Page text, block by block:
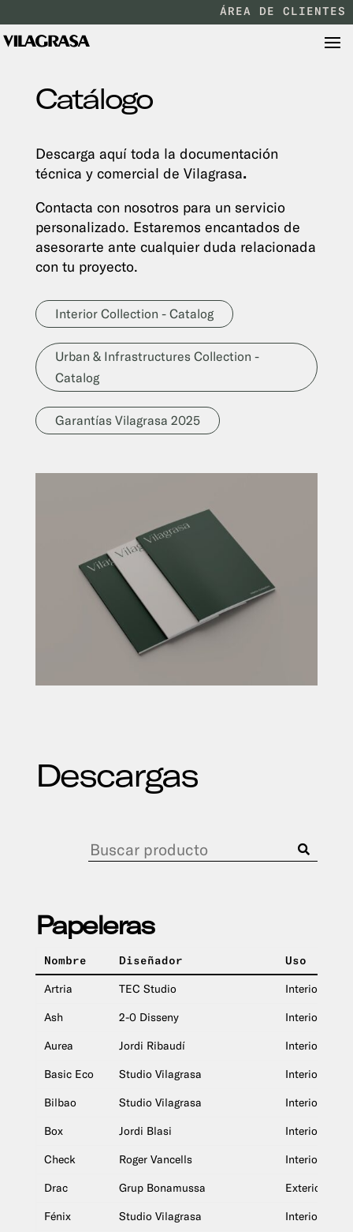
ÁREA DE CLIENTES
Catálogo
Descarga aquí toda la documentación
técnica y comercial de Vilagrasa.
Contacta con nosotros para un servicio
personalizado. Estaremos encantados de
asesorarte ante cualquier duda relacionada
con tu proyecto.
Interior Collection - Catalog
Urban & Infrastructures Collection -
Catalog
Garantías Vilagrasa 2025
Descargas
Papeleras
Nombre Diseñador Uso
Artria TEC Studio Interior y
Ash 2-0 Disseny Interior y
Aurea Jordi Ribaudí Interior
Basic Eco Studio Vilagrasa Interior
Bilbao Studio Vilagrasa Interior y
Box Jordi Blasi Interior
Check Roger Vancells Interior
Drac Grup Bonamussa Exterior
Fénix Studio Vilagrasa Interior